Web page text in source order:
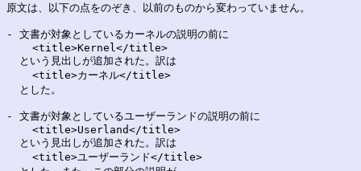
原文は、以下の点をのぞき、以前のものから変わっていません。
- 文書が対象としているカーネルの説明の前に
    <title>Kernel</title>
  という見出しが追加された。訳は
    <title>カーネル</title>
  とした。
- 文書が対象としているユーザーランドの説明の前に
    <title>Userland</title>
  という見出しが追加された。訳は
    <title>ユーザーランド</title>